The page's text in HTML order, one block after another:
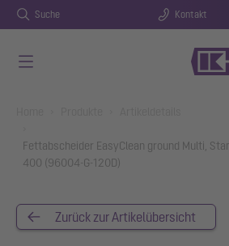
Suche Kontakt
Fettabscheider EasyClean ground Multi,
400 (96004-G-120D)
Zurück zur Artikelübersicht